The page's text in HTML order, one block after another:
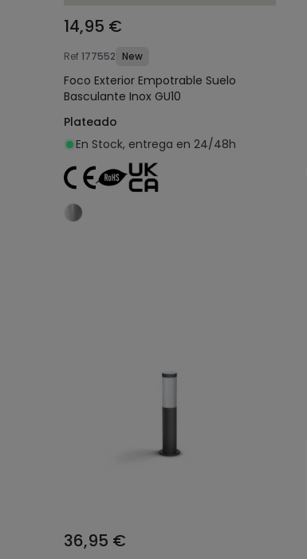
14,95 €
Ref177552 New
Foco Exterior Empotrable Suelo
Basculante Inox GU10
Plateado
En Stock, entrega en 24/48h
36,95 €